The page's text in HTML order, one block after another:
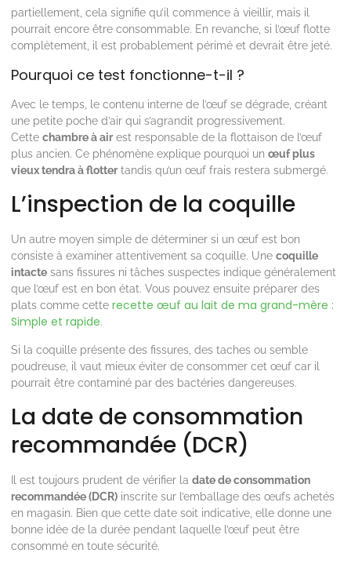
partiellement, cela signifie qu’il commence à vieillir, mais il
pourrait encore être consommable. En revanche, si l’œuf flotte
complètement, il est probablement périmé et devrait être jeté.
Pourquoi ce test fonctionne-t-il ?
Avec le temps, le contenu interne de l’œuf se dégrade, créant
une petite poche d’air qui s’agrandit progressivement.
Cette chambre à airest responsable de la flottaison de l’œuf
plus ancien. Ce phénomène explique pourquoi un œuf plus
vieux tendra à flottertandis qu’un œuf frais restera submergé.
L’inspection de la coquille
Un autre moyen simple de déterminer si un œuf est bon
consiste à examiner attentivement sa coquille. Une coquille
intacte sans fissures ni tâches suspectes indique généralement
que l’œuf est en bon état. Vous pouvez ensuite préparer des
plats comme cette recette œuf au lait de ma grand-mère :
Simple et rapide.
Si la coquille présente des fissures, des taches ou semble
poudreuse, il vaut mieux éviter de consommer cet œuf car il
pourrait être contaminé par des bactéries dangereuses.
La date de consommation
recommandée (DCR)
Il est toujours prudent de vérifier la date de consommation
recommandée (DCR) inscrite sur l’emballage des œufs achetés
en magasin. Bien que cette date soit indicative, elle donne une
bonne idée de la durée pendant laquelle l’œuf peut être
consommé en toute sécurité.